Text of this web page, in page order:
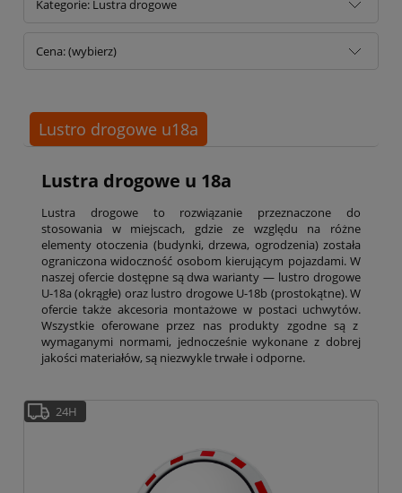
Kategorie: Lustra drogowe
Cena: (wybierz)
Lustro drogowe u18a
Lustra drogowe u 18a
Lustra drogowe to rozwiązanie przeznaczone do
stosowania w miejscach, gdzie ze względu na różne
elementy otoczenia (budynki, drzewa, ogrodzenia) została
ograniczona widoczność osobom kierującym pojazdami. W
naszej ofercie dostępne są dwa warianty — lustro drogowe
U-18a (okrągłe) oraz lustro drogowe U-18b (prostokątne). W
ofercie także akcesoria montażowe w postaci uchwytów.
Wszystkie oferowane przez nas produkty zgodne są z
wymaganymi normami, jednocześnie wykonane z dobrej
jakości materiałów, są niezwykle trwałe i odporne.
24H